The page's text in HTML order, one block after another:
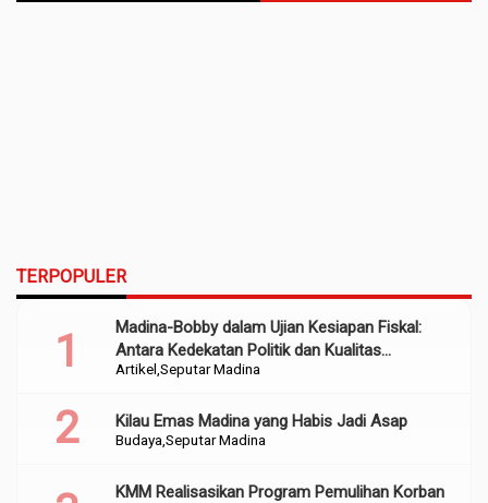
TERPOPULER
Artikel Seputar Madina
Madina-Bobby dalam Ujian Kesiapan Fiskal:
Antara Kedekatan Politik dan Kualitas
Perencanaan
Budaya Seputar Madina
Kilau Emas Madina yang Habis Jadi Asap
KMM Realisasikan Program Pemulihan Korban